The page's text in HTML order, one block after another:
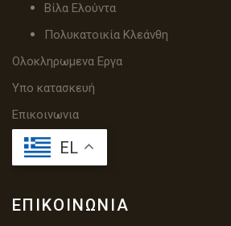
Βίλα Ελούντα
Πολυκατοικία Κλεάνθη
Ολοκληρωμενα Εργα
Υπο κατασκευή
Επικοινωνια
EL
ΕΠΙΚΟΙΝΩΝΊΑ